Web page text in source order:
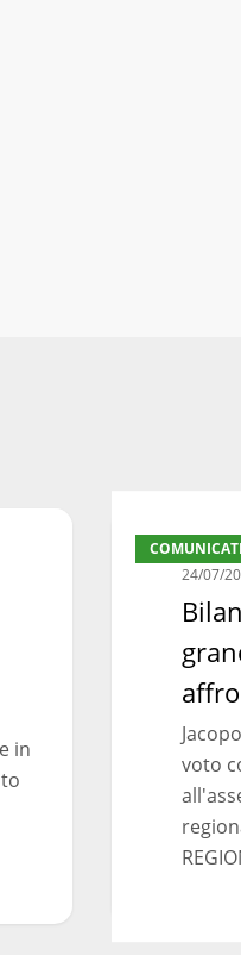
in
troppi
affrontati
24/07/
voto